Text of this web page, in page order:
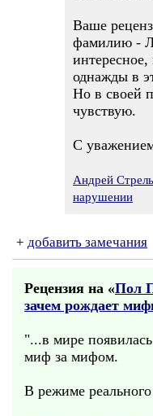
Ваше
фамилию -
однажды в
Но в своей
чувствую.
С
Андрей
нарушении
+ добавить замечания
Рецензия на «Пол
зачем рождает
"...в мире
миф за мифом.
В режиме